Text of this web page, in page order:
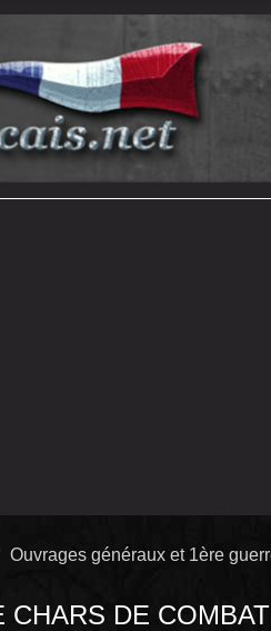
Ouvrages généraux et 1ère
CHARS DE